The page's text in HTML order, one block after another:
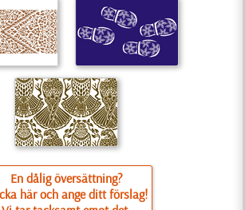
En dålig översättning?
här och ange ditt förslag!